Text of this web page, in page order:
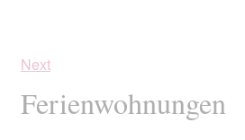
Next
Ferienwohnungen